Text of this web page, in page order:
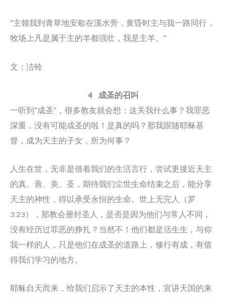
“主领我到青草地安歇在溪水旁，黄昏时主与我一路同行，
牧场上凡是属于主的羊都强壮，我是主羊。”
文：洁铃
4 成圣的召叫
一听到“成圣”，很多教友就会想：这关我什么事？我罪恶
深重，没有可能成圣的啦！是真的吗？那我跟随耶稣基
督，成为天主的子女，所为何事？
人生在世，无非是借着我们的生活言行，尝试更接近天主
的真、善、美、圣，期待我们尘世生命结束之后，能分享
天主的神性，得以承受永恒的生命。世上无完人（罗
3:23），那教会册封圣人，是否是因为他们与常人不同，
没有经历过罪恶的挣扎？当然不！他们都是活生生，与你
我一样的人，只是他们在成圣的道路上，修行有成，有值
得我们学习的地方。
耶稣自天而来，给我们启示了天主的本性，宣讲天国的来